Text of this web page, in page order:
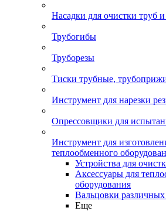
Насадки для очистки труб
Трубогибы
Труборезы
Тиски трубные,
Инструмент для нарезки
Опрессовщики для
Инструмент для
теплообменного
Устройства для
Аксессуары для
оборудования
Вальцовки различных
Еще